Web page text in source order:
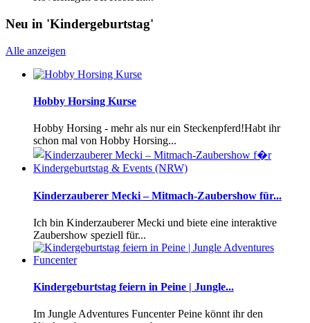
Neu in 'Kindergeburtstag'
Alle anzeigen
Hobby Horsing Kurse
Hobby Horsing - mehr als nur ein Steckenpferd!Habt ihr
schon mal von Hobby Horsing...
Kinderzauberer Mecki – Mitmach-Zaubershow für...
Ich bin Kinderzauberer Mecki und biete eine interaktive
Zaubershow speziell für...
Kindergeburtstag feiern in Peine | Jungle...
Im Jungle Adventures Funcenter Peine könnt ihr den